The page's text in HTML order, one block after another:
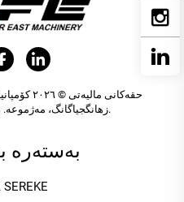
حقەکانی
زهانگجیاگانگ، مەژموعە. هەموو حقەکان پارێزراون.
بەستەرە
SEREKE